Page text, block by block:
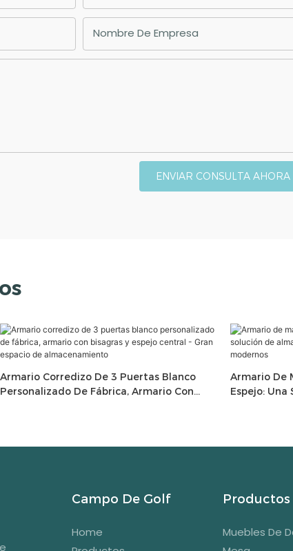
Nombre De Empresa
ENVIAR CONSULTA AHORA
Armario Corredizo De 3 Puertas Blanco
Personalizado De Fábrica, Armario Con
Armario De
Espejo:
Campo De Golf
Home
Productos
Muebles De